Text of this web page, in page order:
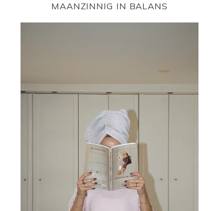
MAANZINNIG IN BALANS